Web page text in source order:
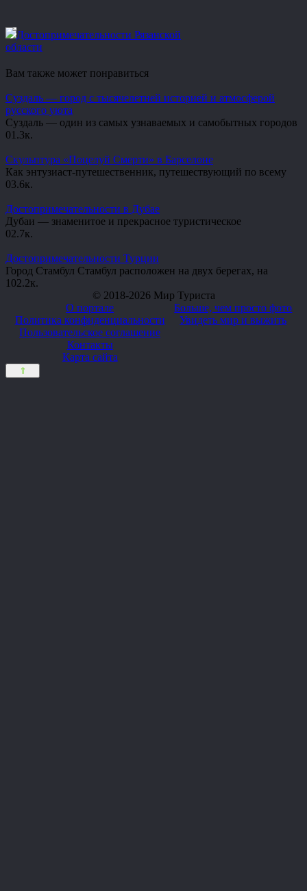
Достопримечательности Рязанской
области
Вам также может понравиться
Суздаль — город с тысячелетней историей и атмосферой
русского уюта
Суздаль — один из самых узнаваемых и самобытных городов
01.3к.
Скульптура «Поцелуй Смерти» в Барселоне
Как энтузиаст-путешественник, путешествующий по всему
03.6к.
Достопримечательности в Дубае
Дубаи — знаменитое и прекрасное туристическое
02.7к.
Достопримечательности Турции
Город Стамбул Стамбул расположен на двух берегах, на
102.2к.
© 2018-2026 Мир Туриста
О портале
Политика конфиденциальности
Пользовательское соглашение
Контакты
Карта сайта
Больше, чем просто фото
Увидеть мир и выжить